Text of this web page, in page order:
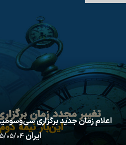
اعلام زمان جدید برگزاری
ایران۱۴۰۵/